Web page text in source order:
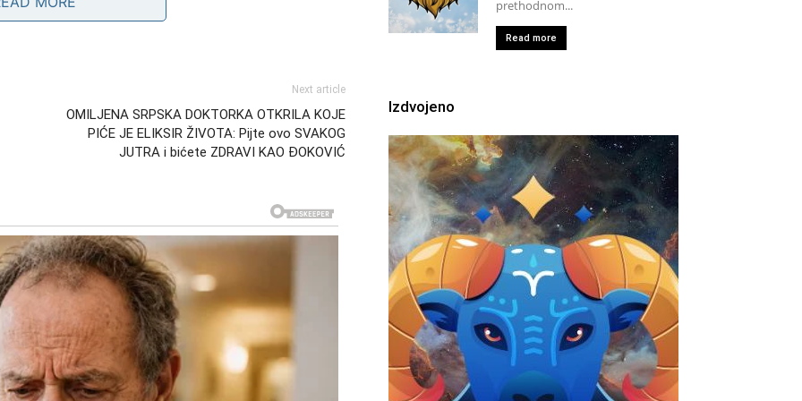
vlastitog djeteta.
to vidi kao manjak brige – ne samo za muža, već i
ili supa koja ne liči na onu „kako treba“ lako
i pažnje prema porodici.
osjećaj
nezadovoljstva
autoriteta svekrve. Mnoge majke vjeruju da se u
Next article
OMILJENA SRPSKA DOKTORKA OTKRILA KOJE
PIĆE JE ELIKSIR ŽIVOTA: Pijte ovo SVAKOG
JUTRA i bićete ZDRAVI KAO ĐOKOVIĆ
prethodnom...
Read more
Izdvojeno